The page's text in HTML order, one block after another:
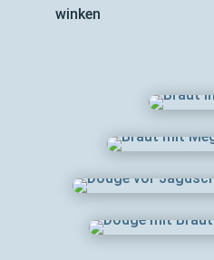
winken